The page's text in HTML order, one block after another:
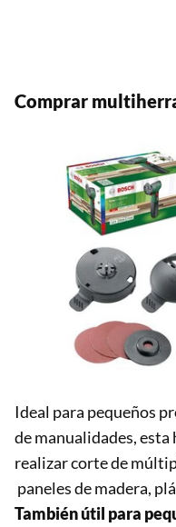
Comprar
Ideal para pequeños
de manualidades,
realizar corte de
paneles de madera,
También útil para